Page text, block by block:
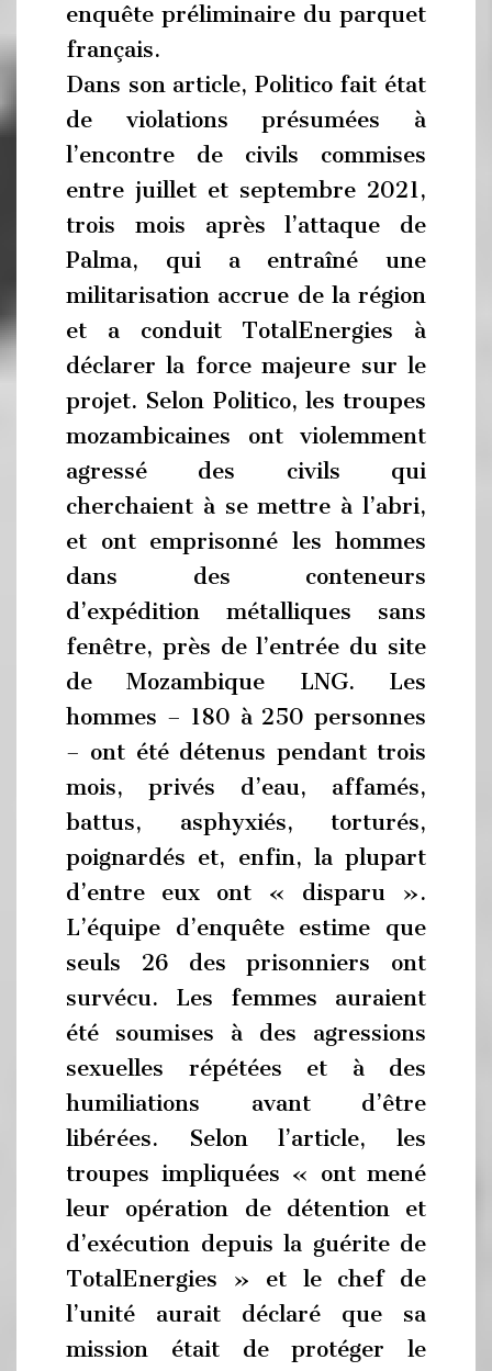
enquête préliminaire du parquet
français.
Dans son article, Politico fait état
de violations présumées à
l’encontre de civils commises
entre juillet et septembre 2021,
trois mois après l’attaque de
Palma, qui a entraîné une
militarisation accrue de la région
et a conduit TotalEnergies à
déclarer la force majeure sur le
projet. Selon Politico, les troupes
mozambicaines ont violemment
agressé des civils qui
cherchaient à se mettre à l’abri,
et ont emprisonné les hommes
dans des conteneurs
d’expédition métalliques sans
fenêtre, près de l’entrée du site
de Mozambique LNG. Les
hommes – 180 à 250 personnes
– ont été détenus pendant trois
mois, privés d’eau, affamés,
battus, asphyxiés, torturés,
poignardés et, enfin, la plupart
d’entre eux ont « disparu ».
L’équipe d’enquête estime que
seuls 26 des prisonniers ont
survécu. Les femmes auraient
été soumises à des agressions
sexuelles répétées et à des
humiliations avant d’être
libérées. Selon l’article, les
troupes impliquées « ont mené
leur opération de détention et
d’exécution depuis la guérite de
TotalEnergies » et le chef de
l’unité aurait déclaré que sa
mission était de protéger le